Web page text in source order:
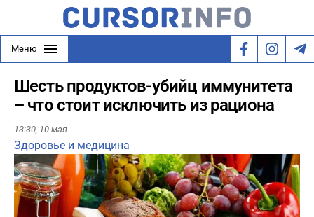
Меню
Шесть продуктов-убийц иммунитета
– что стоит исключить из рациона
13:30, 10 мая
Здоровье и медицина